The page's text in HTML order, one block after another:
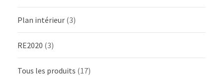
Plan intérieur (3)
RE2020 (3)
Tous les produits (17)